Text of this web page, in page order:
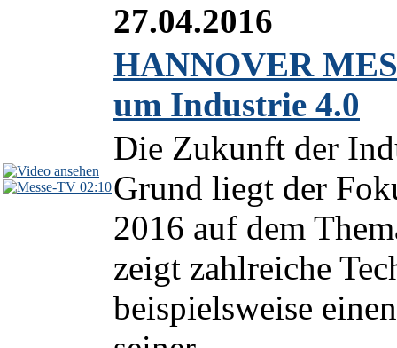
02:10
27.04.2016
HANNOVER
um Industrie 4.0
Die Zukunft der
Grund liegt der
2016 auf dem
zeigt zahlreiche
beispielsweise